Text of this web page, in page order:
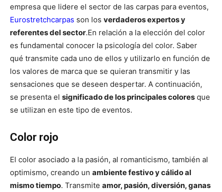
empresa que lidere el sector de las carpas para eventos,
Eurostretchcarpas son los verdaderos expertos y
referentes del sector.En relación a la elección del color
es fundamental conocer la psicología del color. Saber
qué transmite cada uno de ellos y utilizarlo en función de
los valores de marca que se quieran transmitir y las
sensaciones que se deseen despertar. A continuación,
se presenta el significado de los principales colores que
se utilizan en este tipo de eventos.
Color rojo
El color asociado a la pasión, al romanticismo, también al
optimismo, creando un ambiente festivo y cálido al
mismo tiempo. Transmite amor, pasión, diversión, ganas